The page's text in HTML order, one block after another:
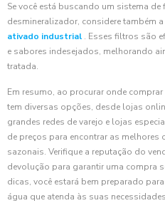
Se você está buscando um sistema
desmineralizador, considere também
ativado industrial . Esses filtros são
e sabores indesejados, melhorando
tratada.
Em resumo, ao procurar onde
tem diversas opções, desde lojas
grandes redes de varejo e lojas
de preços para encontrar as
sazonais. Verifique a reputação do
devolução para garantir uma compra
dicas, você estará bem preparado
água que atenda às suas